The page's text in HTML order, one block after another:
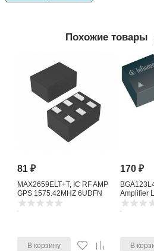
Похожие товары
81₽
MAX2659ELT+T, IC RF AMP
GPS 1575.42MHZ 6UDFN
В корзину
170₽
Amplifier
1615
В